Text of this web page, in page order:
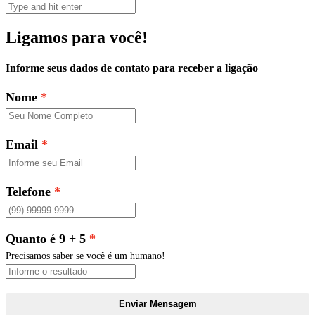
Ligamos para você!
Informe seus dados de contato para receber a ligação
Nome
Email
Telefone
Quanto é 9 + 5
Precisamos saber se você é um humano!
Enviar Mensagem